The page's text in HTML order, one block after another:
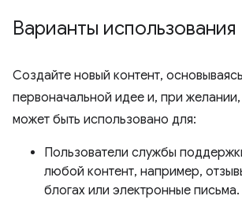
Варианты использования
Создайте новый контент,
первоначальной идее и, при желании,
может быть использовано для:
Пользователи службы
любой контент, например,
блогах или электронные письма.